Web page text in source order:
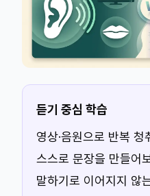
듣기 중심 학습
영상·음원으로 반복 청
스스로 문장을 만들어
말하기로 이어지지 않